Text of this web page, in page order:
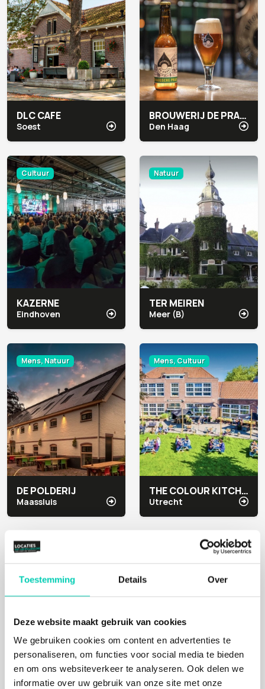
Toestemming Details Over
Deze website maakt gebruik van cookies
We gebruiken cookies om content en advertenties te
personaliseren, om functies voor social media te bieden
en om ons websiteverkeer te analyseren. Ook delen we
informatie over uw gebruik van onze site met onze
DLC CAFE
Soest
BROUWERIJ DE PRAEL
Den Haag
Cultuur
KAZERNE
Eindhoven
Natuur
TER MEIREN
Meer (B)
Mens, Natuur
DE POLDERIJ
Maassluis
Mens, Cultuur
THE COLOUR KITCHEN ZUILEN
Utrecht
Mens, Natuur
DE TUIN VAN TRALALA HOOGTIJ